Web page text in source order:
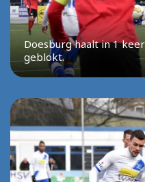
Doesburg haalt in 1
geblokt.